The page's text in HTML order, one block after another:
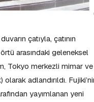
çatıyla, çatının
arasındaki geleneksel
Tokyo merkezli mimar ve
adlandırıldı.
yayımlanan yeni